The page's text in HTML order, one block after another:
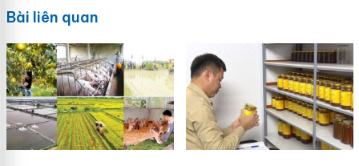
Bài liên quan